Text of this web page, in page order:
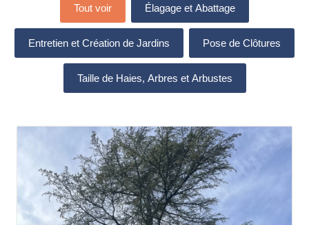
Tout voir Élagage et Abattage
Entretien et Création de Jardins Pose de Clôtures
Taille de Haies, Arbres et Arbustes